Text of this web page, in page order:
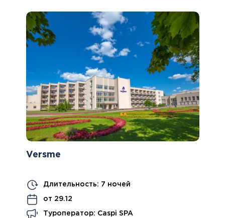
Versme
Длительность: 7 ночей
от 29.12
Туроператор: Caspi SPA